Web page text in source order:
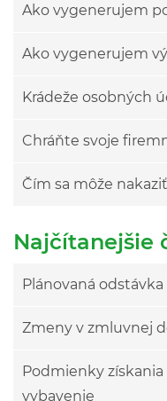
Ako vygenerujem
Ako vygenerujem
Krádeže osobných
Chráňte svoje
Čím sa môže
Najčítanejšie
Plánovaná odstávka
Zmeny v zmluvnej
Podmienky
vybavenie